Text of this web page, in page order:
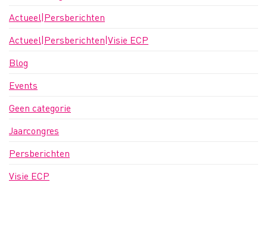
Actueel|Persberichten
Actueel|Persberichten|Visie ECP
Blog
Events
Geen categorie
Jaarcongres
Persberichten
Visie ECP